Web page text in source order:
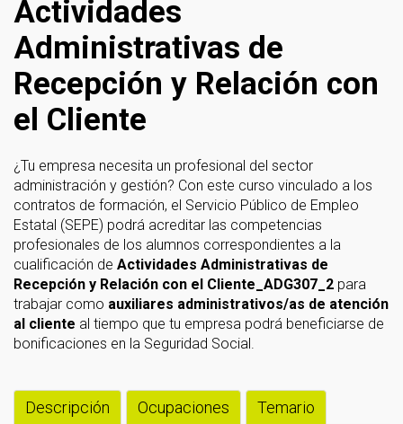
Actividades
Administrativas de
Recepción y Relación con
el Cliente
¿Tu empresa necesita un profesional del sector
administración y gestión? Con este curso vinculado a los
contratos de formación, el Servicio Público de Empleo
Estatal (SEPE) podrá acreditar las competencias
profesionales de los alumnos correspondientes a la
cualificación de Actividades Administrativas de
Recepción y Relación con el Cliente_ADG307_2 para
trabajar como auxiliares administrativos/as de atención
al cliente al tiempo que tu empresa podrá beneficiarse de
bonificaciones en la Seguridad Social.
Descripción Ocupaciones Temario